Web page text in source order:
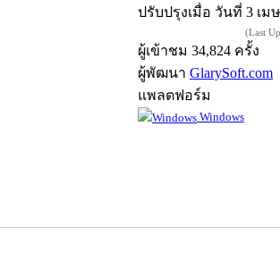
ปรับปรุงเมื่อ วันที่ 3 เม
(Last
ผู้เข้าชม 34,824 ครั้ง
ผู้พัฒนา GlarySoft.com
แพลตฟอร์ม
Windows